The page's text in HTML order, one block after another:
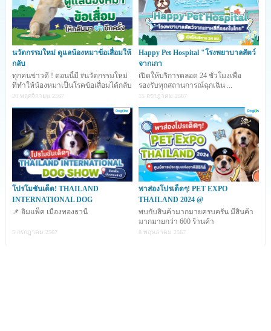
สำหรับคนรักน้องหมาของขวัญที่พิเศษที่สุดที่เราอยากได้ก็
คือ
'อยากให้น้องหมามีสุขภาพที่แข็งแรงและมีอายุยืนอยู่กับเราไป
นาน ๆ'
ช่วงอายุของน้องหมาเมื่อเทียบกับมนุษย์แล้ว จะก้าว
กระโดดเร็วกว่าอายุของมนุษย์อย่างเราๆ ประมาณ 7 เท่าตัวนะ
คะ อายุโตเต็มวัยของน้องหมาจึงไม่ได้ยืนยาวมากนัก...
นวัตกรรมใหม่ ดูแลน้องหมาข้อเสื่อมให้
กลับ
ทุกคนข่าวดี ! ตอนนี้มี #นวัตกรรมใหม่
ที่ทำให้น้องหมาเป็นโรคข้อเสื่อมได้กลับ
มาซ่าอีกคร
20 พฤศจิกายน 2567
Happy Pet Hospital "โรงพยาบาลสัตว์
จากเกา
เปิดให้บริการตลอด 24 ชั่วโมงเพื่อ
รองรับทุกสถานการณ์ฉุกเฉิน ...
15 กรกฎาคม 2567
โปรโมชันเด็ด! THAILAND
INTERNATIONAL DOG
📌 อิมแพ็ค เมืองทองธานี
5 กรกฎาคม 2567
พาส่องโปรเด็ดๆ! PET EXPO
THAILAND 2024 @
พบกับสินค้ามากมายครบครัน มีสินค้า
มากมายกว่า 600 ร้านค้า
8 พฤษภาคม 2567